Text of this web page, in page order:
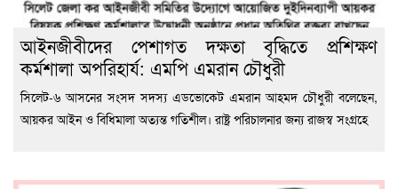
আইনজীবীদের পেশাগত দক্ষতা বৃদ্ধিতে প্রশিক্ষণ
কর্মশালা অপরিহার্য: এমপি এমরান চৌধুরী
‎সিলেট-৬ আসনের সংসদ সদস্য এডভোকেট এমরান আহমদ চৌধুরী বলেছেন,
আয়কর আইন ও বিধিমালা অত্যন্ত গতিশীল। রাষ্ট্র পরিচালনার জন্য রাজস্ব সংগ্রহে